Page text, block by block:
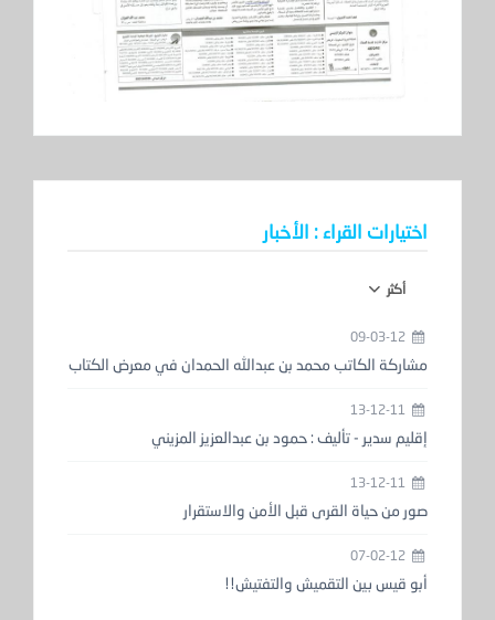
اختيارات القراء : الأخبار
أكثر
مشاركة الكاتب محمد بن عبدالله الحمدان في معرض الكتاب
إقليم سدير - تأليف : حمود بن عبدالعزيز المزيني
صور من حياة القرى قبل الأمن والاستقرار
أبو قيس بين التقميش والتفتيش!!